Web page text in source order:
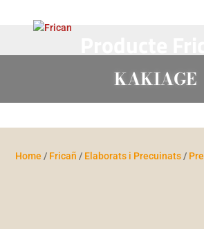
KAKIAGE
Home / Fricañ / Elaborats i Precuinats /